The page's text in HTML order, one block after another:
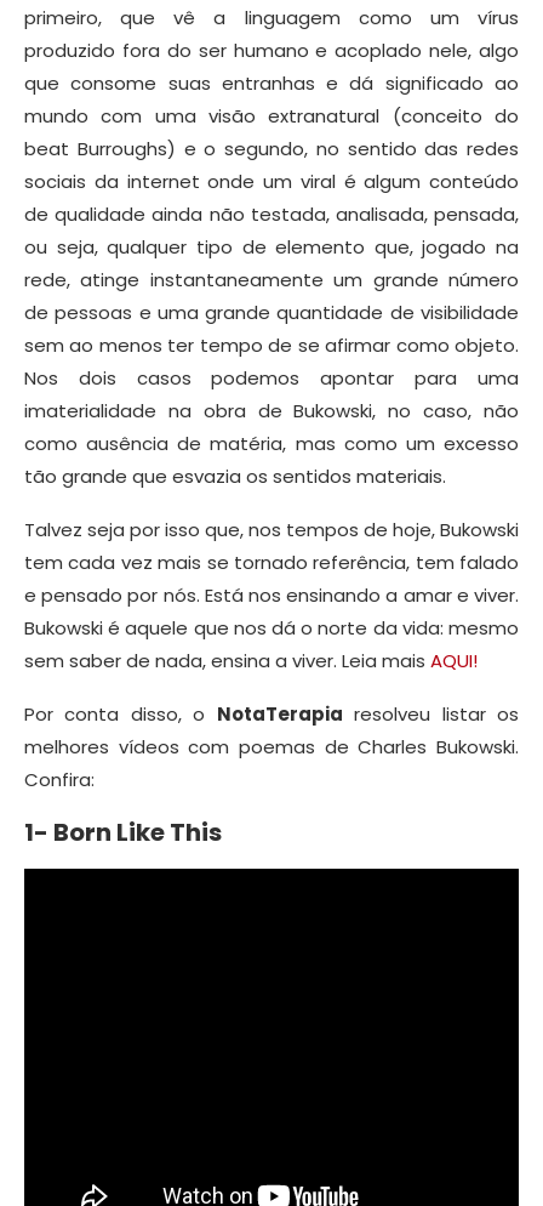
primeiro, que vê a linguagem como um vírus
produzido fora do ser humano e acoplado nele, algo
que consome suas entranhas e dá significado ao
mundo com uma visão extranatural (conceito do
beat Burroughs) e o segundo, no sentido das redes
sociais da internet onde um viral é algum conteúdo
de qualidade ainda não testada, analisada, pensada,
ou seja, qualquer tipo de elemento que, jogado na
rede, atinge instantaneamente um grande número
de pessoas e uma grande quantidade de visibilidade
sem ao menos ter tempo de se afirmar como objeto.
Nos dois casos podemos apontar para uma
imaterialidade na obra de Bukowski, no caso, não
como ausência de matéria, mas como um excesso
tão grande que esvazia os sentidos materiais.
Talvez seja por isso que, nos tempos de hoje, Bukowski
tem cada vez mais se tornado referência, tem falado
e pensado por nós. Está nos ensinando a amar e viver.
Bukowski é aquele que nos dá o norte da vida: mesmo
sem saber de nada, ensina a viver. Leia mais AQUI!
Por conta disso, o NotaTerapia resolveu listar os
melhores vídeos com poemas de Charles Bukowski.
Confira:
1- Born Like This